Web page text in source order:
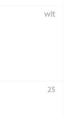
wit
25